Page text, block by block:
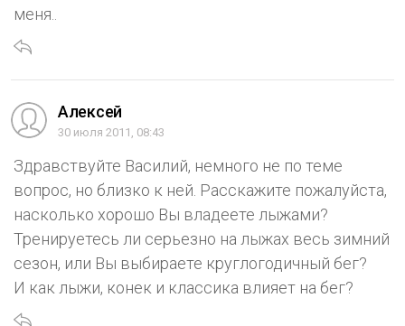
меня..
Алексей
30 июля 2011, 08:43
Здравствуйте Василий, немного не по теме
вопрос, но близко к ней. Расскажите пожалуйста,
насколько хорошо Вы владеете лыжами?
Тренируетесь ли серьезно на лыжах весь зимний
сезон, или Вы выбираете круглогодичный бег?
И как лыжи, конек и классика влияет на бег?